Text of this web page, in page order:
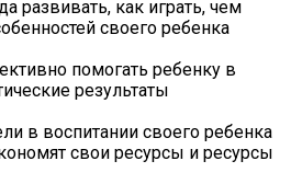
развивать, как играть, чем
своего ребенка
помогать ребенку в
результаты
в воспитании своего ребенка
свои ресурсы и ресурсы